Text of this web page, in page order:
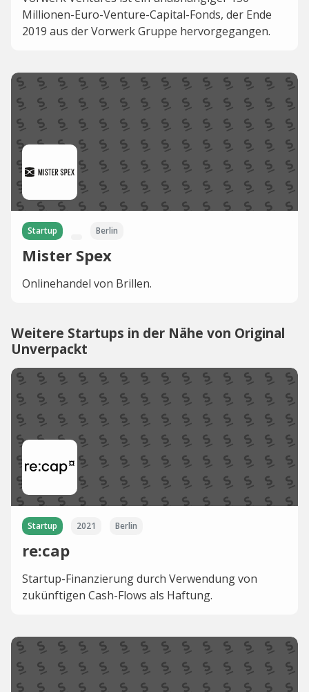
Millionen-Euro-Venture-Capital-Fonds, der Ende
2019 aus der Vorwerk Gruppe hervorgegangen.
Startup Berlin
Mister Spex
Onlinehandel von Brillen.
Weitere Startups in der Nähe von Original
Unverpackt
Startup 2021 Berlin
re:cap
Startup-Finanzierung durch Verwendung von
zukünftigen Cash-Flows als Haftung.